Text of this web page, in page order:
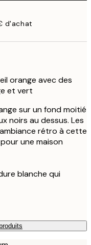
d'achat
orange avec des
et vert
sur un fond moitié
noirs au dessus. Les
rétro à cette
une maison
blanche qui